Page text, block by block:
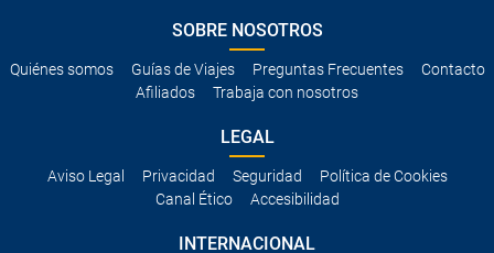
SOBRE NOSOTROS
Quiénes somos Guías de Viajes Preguntas Frecuentes
Contacto
Afiliados
Trabaja con nosotros
LEGAL
Aviso Legal Privacidad Seguridad
Política de Cookies
Canal Ético
Accesibilidad
INTERNACIONAL